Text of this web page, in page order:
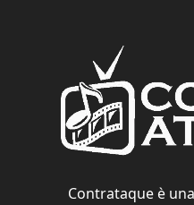
Contrataque è